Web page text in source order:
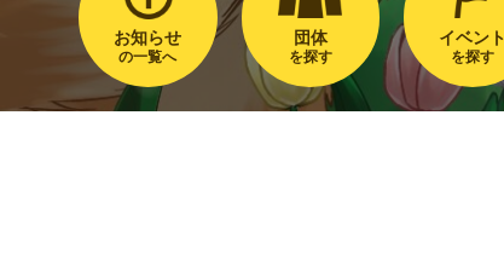
お知らせ
の一覧へ
団体
を探す
イベント
を探す